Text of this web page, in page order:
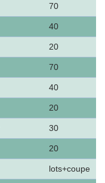
70
40
20
70
40
20
30
20
lots+coupe